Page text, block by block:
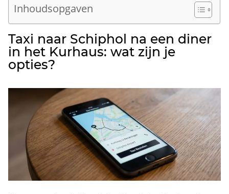
Inhoudsopgaven
Taxi naar Schiphol na een diner
in het Kurhaus: wat zijn je
opties?